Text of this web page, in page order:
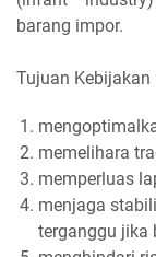
barang impor.
Tujuan
memelihara
memperluas
menjaga
terganggu jika